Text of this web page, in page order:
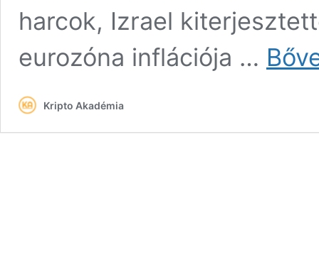
harcok, Izrael
eurozóna inflációja …
Kripto Akadémia